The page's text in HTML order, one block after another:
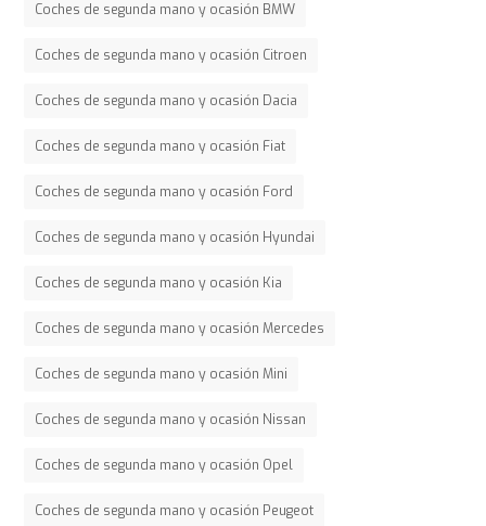
Coches de segunda mano y ocasión BMW
Coches de segunda mano y ocasión Citroen
Coches de segunda mano y ocasión Dacia
Coches de segunda mano y ocasión Fiat
Coches de segunda mano y ocasión Ford
Coches de segunda mano y ocasión Hyundai
Coches de segunda mano y ocasión Kia
Coches de segunda mano y ocasión Mercedes
Coches de segunda mano y ocasión Mini
Coches de segunda mano y ocasión Nissan
Coches de segunda mano y ocasión Opel
Coches de segunda mano y ocasión Peugeot